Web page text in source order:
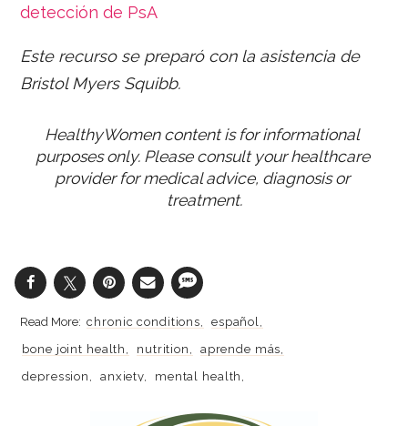
detección de PsA
Este recurso se preparó con la asistencia de
Bristol Myers Squibb.
HealthyWomen content is for informational
purposes only. Please consult your healthcare
provider for medical advice, diagnosis or
treatment.
chronic conditions
español
bone joint health
nutrition
aprende más
depression
anxiety
mental health